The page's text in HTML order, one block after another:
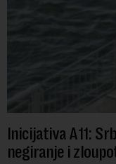
Inicijativa A11:
negiranje i